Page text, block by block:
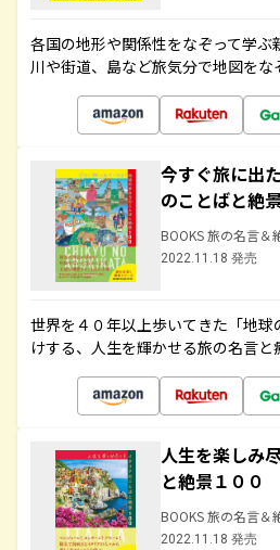
各国の地形や関係性をなぞって学ぶ
川や街道、島など旅気分で地図をな
今すぐ旅に出
のことばと絶
BOOKS 旅の名言＆
2022.11.18 発売
世界を４０年以上歩いてきた「地
けする、人生を輝かせる旅の名言と
人生を楽しみ
と絶景１００
BOOKS 旅の名言＆
2022.11.18 発売